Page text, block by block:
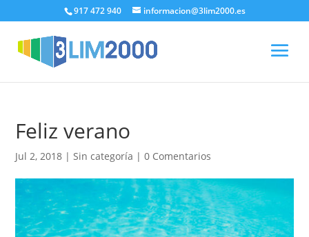
917 472 940 informacion@3lim2000.es
Feliz verano
Jul 2, 2018 |Sin categoría |0 Comentarios